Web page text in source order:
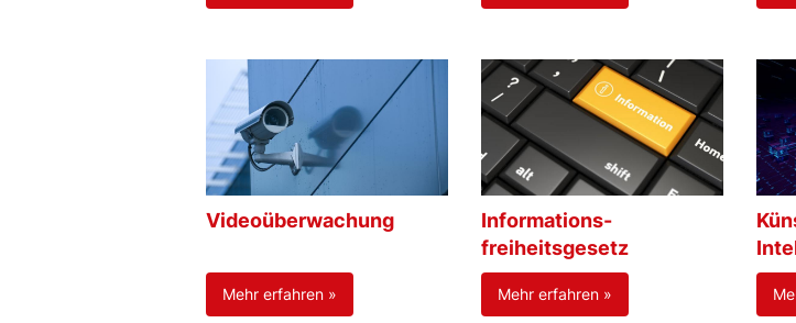
Videoüberwachung
Mehr erfahren »
Informations-
freiheitsgesetz
Mehr erfahren »